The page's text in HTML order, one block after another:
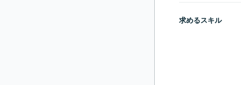
求めるスキル